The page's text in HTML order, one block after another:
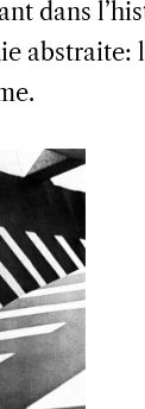
dans
abstraite: